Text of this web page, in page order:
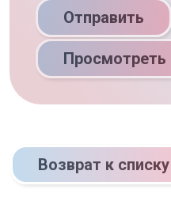
Отправить
Просмотреть
Возврат к списку